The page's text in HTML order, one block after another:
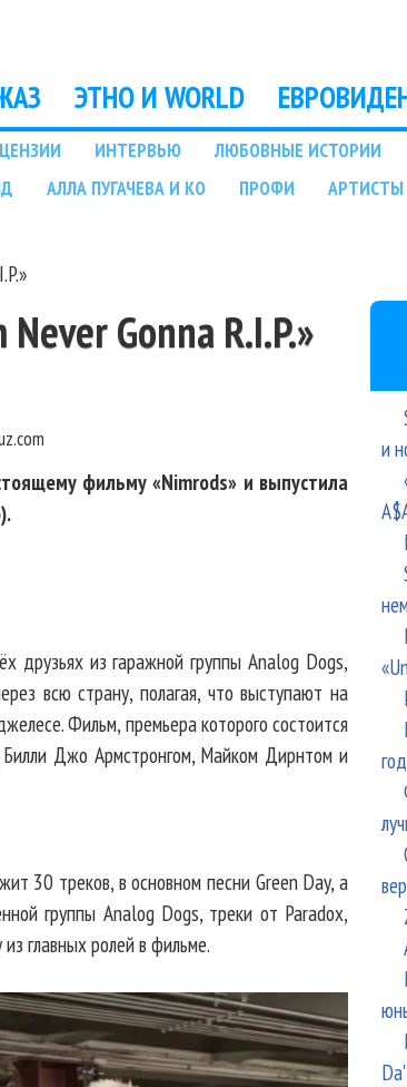
ЭТНО И WORLD
ИНТЕРВЬЮ ЛЮБОВНЫЕ ИСТОРИИ
АЛЛА ПУГАЧЕВА И КО ПРОФИ АРТИСТЫ
Gonna R.I.P.»
фильму «Nimrods» и выпустила
друзьях из гаражной группы Analog Dogs,
всю страну, полагая, что выступают на
Фильм, премьера которого состоится
Билли Джо Армстронгом, Майком Дирнтом и
30 треков, в основном песни Green Day, а
группы Analog Dogs, треки от Paradox,
главных ролей в фильме.
и